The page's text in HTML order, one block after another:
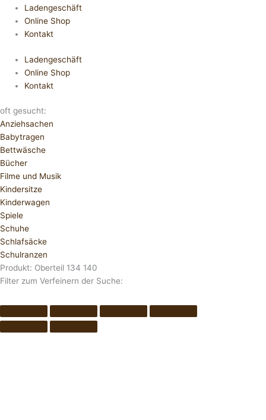
Ladengeschäft
Online Shop
Kontakt
Ladengeschäft
Online Shop
Kontakt
oft gesucht:
Anziehsachen
Babytragen
Bettwäsche
Bücher
Filme und Musik
Kindersitze
Kinderwagen
Spiele
Schuhe
Schlafsäcke
Schulranzen
Produkt: Oberteil 134 140
Filter zum Verfeinern der Suche: